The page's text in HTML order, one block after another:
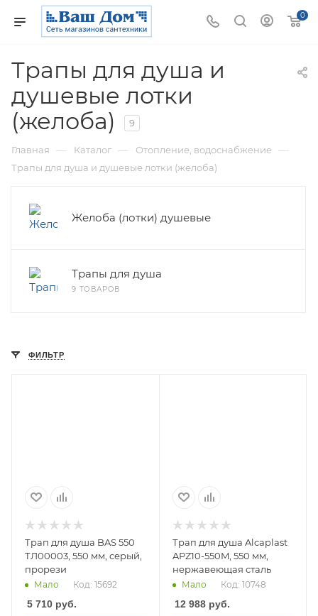
0
Трапы для душа и
душевые лотки
(желоба)
9
Главная — Каталог — Отопление, водоснабжение —
Трапы для душа и душевые лотки (желоба)
Желоба (лотки) душевые
Трапы для душа
9 ТОВАРОВ
ФИЛЬТР
Трап для душа BAS 550
ТЛ00003, 550 мм, серый,
прорези
Мало Код: 15692
5 710 руб.
Трап для душа Alcaplast
APZ10-550M, 550 мм,
нержавеющая сталь
Мало Код: 10748
12 988руб.